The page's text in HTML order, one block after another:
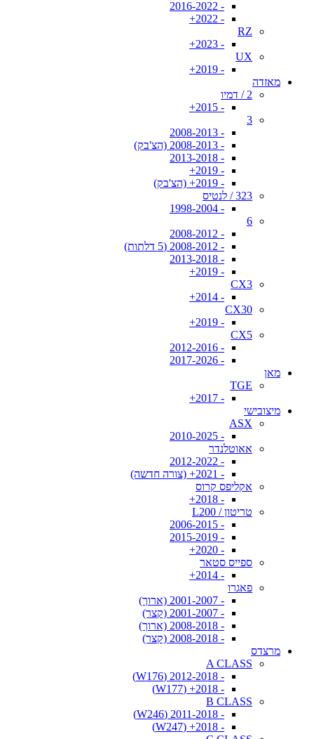
- 2016-2022
- 2022+
RZ
- 2023+
UX
- 2019+
מאזדה
2 / דמיו
- 2015+
3
- 2008-2013
- 2008-2013 (הצ'בק)
- 2013-2018
- 2019+
- 2019+ (הצ'בק)
323 / לנטיס
- 1998-2004
6
- 2008-2012
- 2008-2012 (5 דלתות)
- 2013-2018
- 2019+
CX3
- 2014+
CX30
- 2019+
CX5
- 2012-2016
- 2017-2026
מאן
TGE
- 2017+
מיצובישי
ASX
- 2010-2025
אאוטלנדר
- 2012-2022
- 2021+ (צורה חדשה)
אקליפס קרוס
- 2018+
טריטון / L200
- 2006-2015
- 2015-2019
- 2020+
ספייס סטאר
- 2014+
פאגרו
- 2001-2007 (ארוך)
- 2001-2007 (קצר)
- 2008-2018 (ארוך)
- 2008-2018 (קצר)
מרצדס
A CLASS
- 2012-2018 (W176)
- 2018+ (W177)
B CLASS
- 2011-2018 (W246)
- 2018+ (W247)